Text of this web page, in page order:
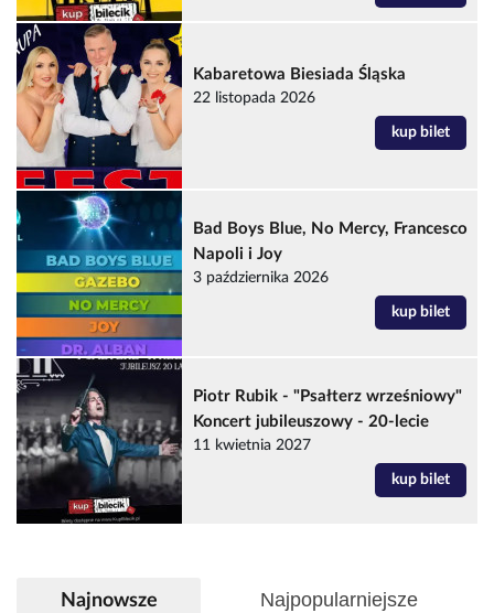
Kabaretowa Biesiada Śląska
22 listopada 2026
kup bilet
Bad Boys Blue, No Mercy, Francesco
Napoli i Joy
3 października 2026
kup bilet
Piotr Rubik - "Psałterz wrześniowy"
Koncert jubileuszowy - 20-lecie
11 kwietnia 2027
kup bilet
Najnowsze Najpopularniejsze